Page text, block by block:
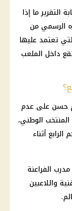
ما إذا
الرسمي من
تعتمد عليها
داخل الملعب
حسن على عدم
الوطني،
أثناء
الفراعنة
واللاعبين